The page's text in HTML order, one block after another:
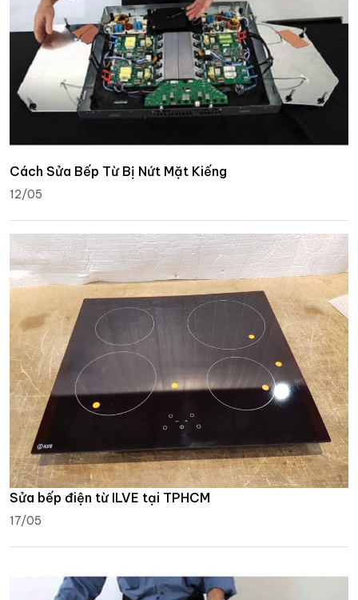
Cách Sửa Bếp Từ Bị Nứt Mặt Kiếng
12/05
Sửa bếp điện từ ILVE tại TPHCM
17/05